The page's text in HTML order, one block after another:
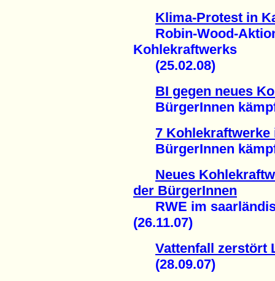
Klima-Protest in
Robin-Wood-Aktion
Kohlekraftwerks
(25.02.08)
BI gegen neues
BürgerInnen
7 Kohlekraftwerke
BürgerInnen
Neues
der BürgerInnen
RWE im
(26.11.07)
Vattenfall zerstört
(28.09.07)